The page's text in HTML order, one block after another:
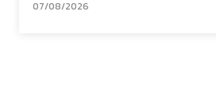
07/08/2026